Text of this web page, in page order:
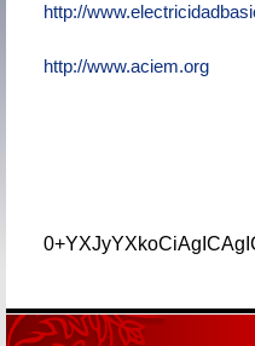
http://
http://www.aciem.org